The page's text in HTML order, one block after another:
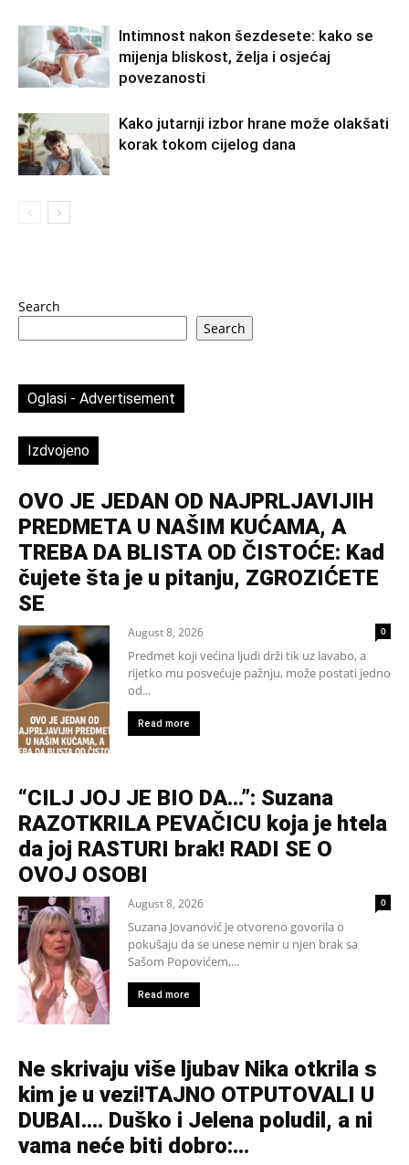
Intimnost nakon šezdesete: kako se
mijenja bliskost, želja i osjećaj
povezanosti
Kako jutarnji izbor hrane može olakšati
korak tokom cijelog dana
Search
Search
Oglasi - Advertisement
Izdvojeno
OVO JE JEDAN OD NAJPRLJAVIJIH
PREDMETA U NAŠIM KUĆAMA, A
TREBA DA BLISTA OD ČISTOĆE: Kad
čujete šta je u pitanju, ZGROZIĆETE
SE
August 8, 2026 0
Predmet koji većina ljudi drži tik uz lavabo, a
rijetko mu posvećuje pažnju, može postati jedno
od...
Read more
“CILJ JOJ JE BIO DA…”: Suzana
RAZOTKRILA PEVAČICU koja je htela
da joj RASTURI brak! RADI SE O
OVOJ OSOBI
August 8, 2026 0
Suzana Jovanović je otvoreno govorila o
pokušaju da se unese nemir u njen brak sa
Sašom Popovićem,...
Read more
Ne skrivaju više ljubav Nika otkrila s
kim je u vezi!TAJNO OTPUTOVALI U
DUBAI…. Duško i Jelena poludil, a ni
vama neće biti dobro:...